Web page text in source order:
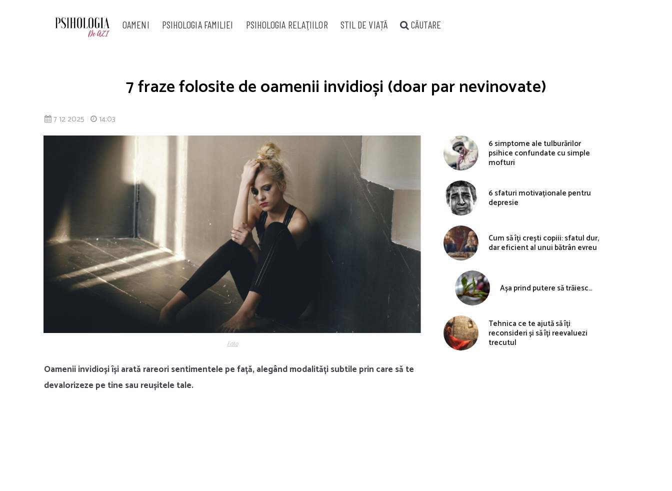
OAMENI PSIHOLOGIA FAMILIEI PSIHOLOGIA RELAŢIILOR STIL DE VIAȚĂ CĂUTARE
7 fraze folosite de oamenii invidioși (doar par nevinovate)
7 12 2025 14:03
Foto
Oamenii invidioși își arată rareori sentimentele pe față, alegând modalități subtile prin care să te
devalorizeze pe tine sau reușitele tale.
6 simptome ale tulburărilor
psihice confundate cu simple
mofturi
6 sfaturi motivaționale pentru
depresie
Cum să îți crești copiii: sfatul dur,
dar eficient al unui bătrân evreu
Așa prind putere să trăiesc…
Tehnica ce te ajută să îți
reconsideri și să îți reevaluezi
trecutul